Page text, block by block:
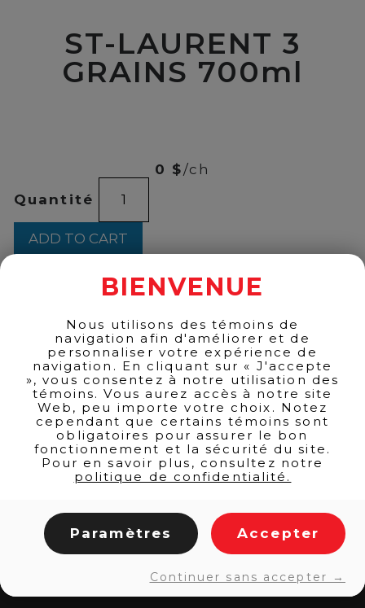
ST-LAURENT 3
GRAINS 700ml
0 $ /ch
Quantité
ST-
LAURENT
GRAINS
700ml
ADD TO CART
BIENVENUE
Nous utilisons des témoins de
navigation afin d'améliorer et de
personnaliser votre expérience de
navigation. En cliquant sur « J'accepte
», vous consentez à notre utilisation des
témoins. Vous aurez accès à notre site
Web, peu importe votre choix. Notez
cependant que certains témoins sont
obligatoires pour assurer le bon
fonctionnement et la sécurité du site.
Pour en savoir plus, consultez notre
politique de confidentialité.
Paramètres Accepter
Continuer sans accepter →